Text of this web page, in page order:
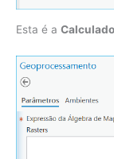
Esta é a